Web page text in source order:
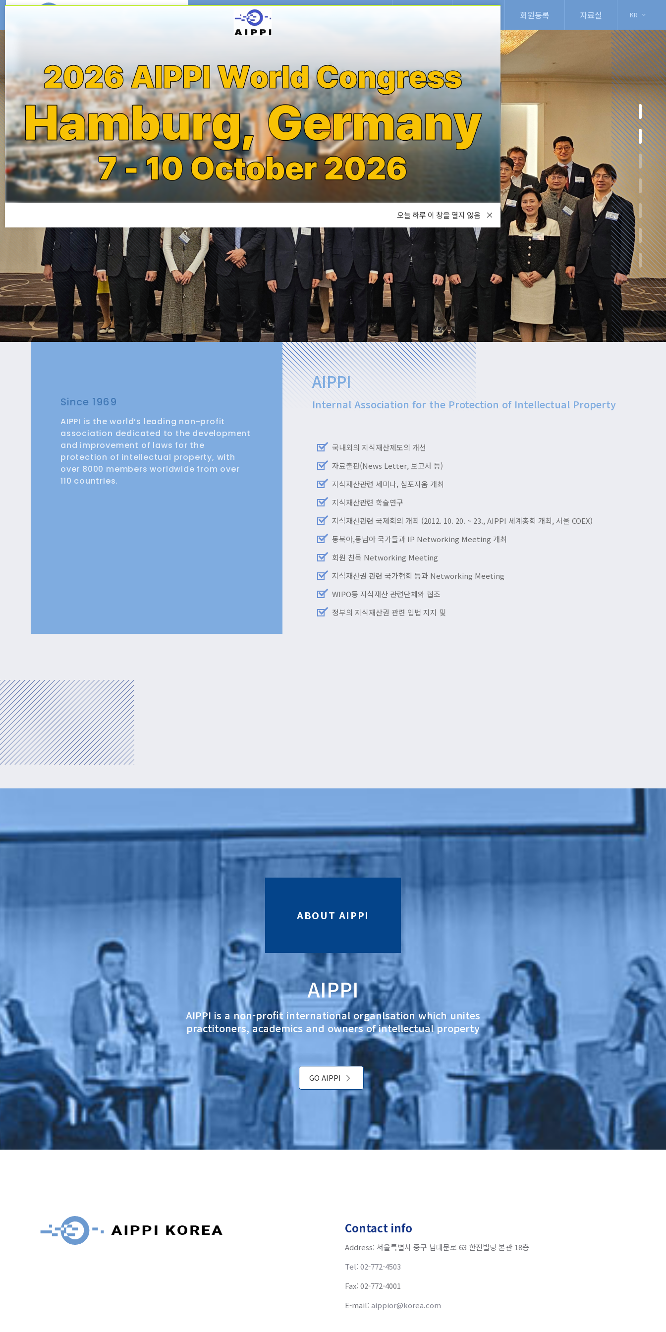
회원등록 자료실 KR
WHO ARE WE
AIPPI KOREA
International Association
for the Protection
of Intellectual Property
The International Association for the Protection of Intellectual
Property, known as AIPPI (Association Internationale pour la
Protection de la Propriété Intellectuelle), is the world’s leading non-
profit association dedicated to the development and improvement
Since 1969
AIPPI is the world’s leading non-profit
association dedicated to the development
and improvement of laws for the
protection of intellectual property, with
over 8000 members worldwide from over
110 countries.
AIPPI
Internal Association for the Protection of Intellectual Property
국내외의 지식재산제도의 개선
자료출판(News Letter, 보고서 등)
지식재산관련 세미나, 심포지움 개최
지식재산관련 학술연구
지식재산관련 국제회의 개최 (2012. 10. 20. ~ 23., AIPPI 세계총회 개최, 서울 COEX)
동북아,동남아 국가들과 IP Networking Meeting 개최
회원 친목 Networking Meeting
지식재산권 관련 국가협회 등과 Networking Meeting
WIPO등 지식재산 관련단체와 협조
정부의 지식재산권 관련 입법 지지 및
ABOUT AIPPI
AIPPI
AIPPI is a non-profit international organlsation which unites
practitoners, academics and owners of intellectual property
GO AIPPI
오늘 하루 이 창을 열지 않음
Contact info
Address: 서울특별시 중구 남대문로 63 한진빌딩 본관 18층
Tel: 02-772-4503
Fax: 02-772-4001
E-mail: aippior@korea.com